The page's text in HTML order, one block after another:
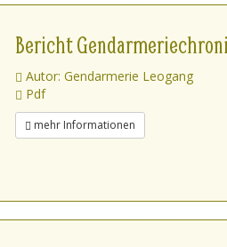
Bericht
Autor: Gendarmerie Leogang
Pdf
mehr Informationen